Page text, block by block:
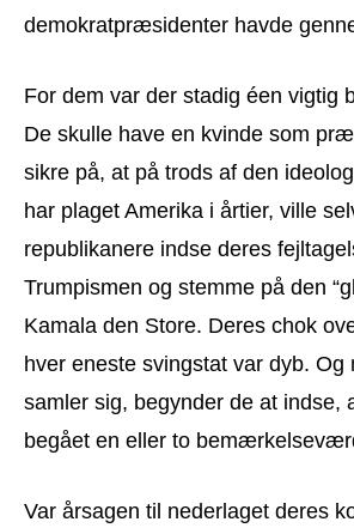
demokratpræsidenter havde
For dem var der stadig éen vigtig
De skulle have en kvinde som
sikre på, at på trods af den
har plaget Amerika i årtier, ville
republikanere indse deres
Trumpismen og stemme på den
Kamala den Store. Deres chok
hver eneste svingstat var dyb. Og
samler sig, begynder de at indse,
begået en eller to
Var årsagen til nederlaget deres